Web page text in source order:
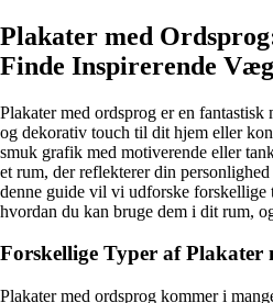
Plakater med
Finde Inspirerende
Plakater med ordsprog er en
og dekorativ touch til dit hjem eller
smuk grafik med motiverende eller
et rum, der reflekterer din
denne guide vil vi udforske forskellige
hvordan du kan bruge dem i dit rum,
Forskellige Typer af Plakater
Plakater med ordsprog kommer i